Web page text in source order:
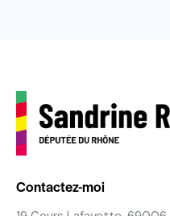
Contactez-moi